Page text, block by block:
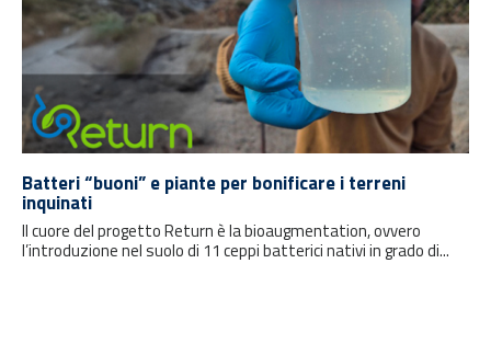
Batteri “buoni” e piante per bonificare i terreni
inquinati
Il cuore del progetto Return è la bioaugmentation, ovvero
l’introduzione nel suolo di 11 ceppi batterici nativi in grado di...